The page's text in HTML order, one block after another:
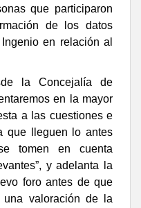
que participaron
de los datos
en relación al
la Concejalía de
en la mayor
a las cuestiones e
que lleguen lo antes
tomen en cuenta
y adelanta la
foro antes de que
valoración de la